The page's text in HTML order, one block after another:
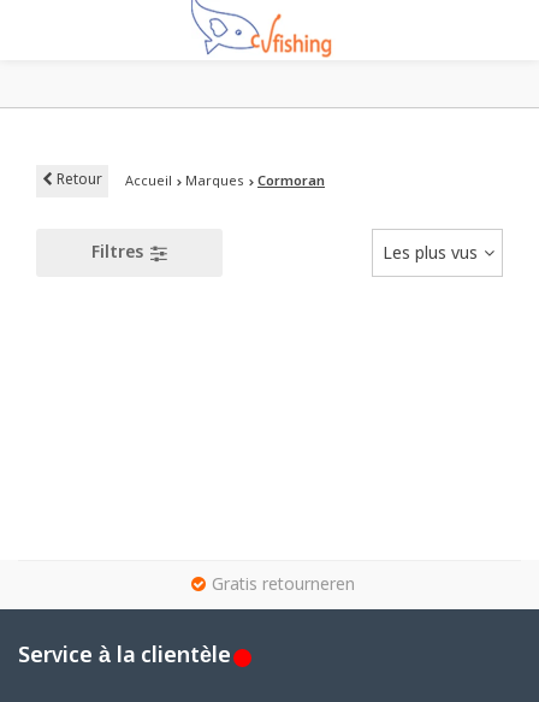
Retour Accueil Marques Cormoran
Filtres Les plus vus
Gratis retourneren
Service à la clientèle